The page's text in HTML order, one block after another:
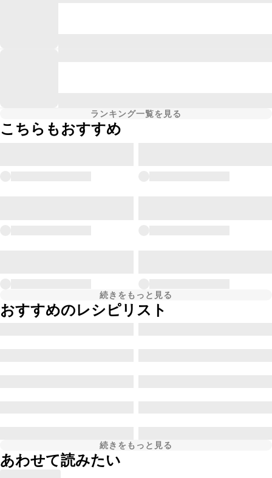
ランキング一覧を見る
こちらもおすすめ
続きをもっと見る
おすすめのレシピリスト
続きをもっと見る
あわせて読みたい